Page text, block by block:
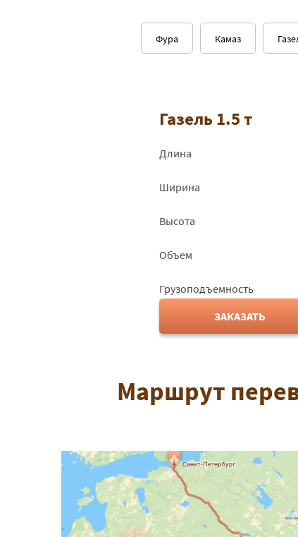
Камаз
Фура
Газель 1.5 т
Длина
Ширина
Высота
Объем
Грузоподъемность
ЗАКАЗАТЬ
Маршрут